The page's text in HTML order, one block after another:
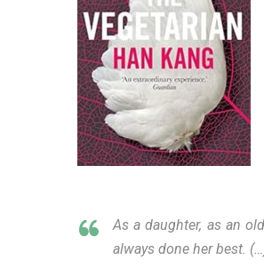
As a daughter, as an
always done her best.